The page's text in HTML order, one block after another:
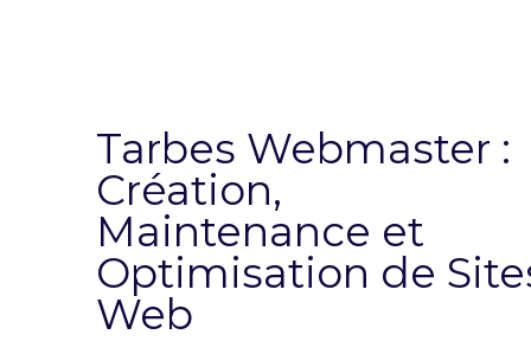
Tarbes Webmaster :
Création,
Maintenance et
Optimisation de
Web